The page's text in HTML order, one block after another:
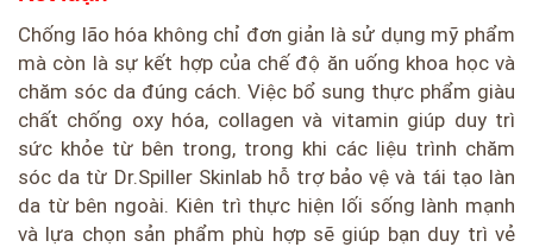
Chống lão hóa không chỉ đơn giản là sử dụng mỹ phẩm
mà còn là sự kết hợp của chế độ ăn uống khoa học và
chăm sóc da đúng cách. Việc bổ sung thực phẩm giàu
chất chống oxy hóa, collagen và vitamin giúp duy trì
sức khỏe từ bên trong, trong khi các liệu trình chăm
sóc da từ Dr.Spiller Skinlab hỗ trợ bảo vệ và tái tạo làn
da từ bên ngoài. Kiên trì thực hiện lối sống lành mạnh
và lựa chọn sản phẩm phù hợp sẽ giúp bạn duy trì vẻ